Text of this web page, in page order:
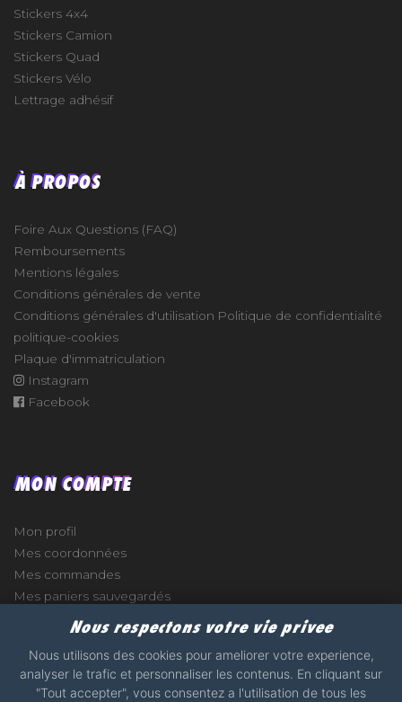
Stickers 4x4
Stickers Camion
Stickers Quad
Stickers Vélo
Lettrage adhésif
À PROPOS
Foire Aux Questions (FAQ)
Remboursements
Mentions légales
Conditions générales de vente
Conditions générales d'utilisation Politique de confidentialité
politique-cookies
Plaque d'immatriculation
Instagram
Facebook
MON COMPTE
Mon profil
Mes coordonnées
Mes commandes
Mes paniers sauvegardés
Nous respectons votre vie privee
Nous utilisons des cookies pour ameliorer votre experience,
analyser le trafic et personnaliser les contenus. En cliquant sur
"Tout accepter", vous consentez a l'utilisation de tous les